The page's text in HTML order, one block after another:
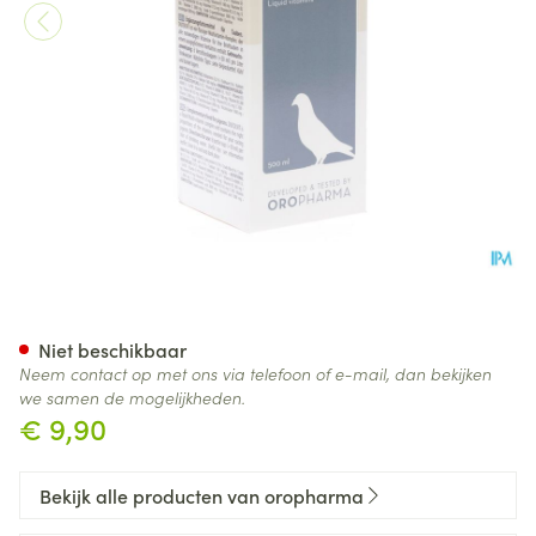
€ 9,90
Niet beschikbaar
Neem contact op met ons via telefoon of e-mail, dan bekijken
we samen de mogelijkheden.
Bekijk alle producten van oropharma